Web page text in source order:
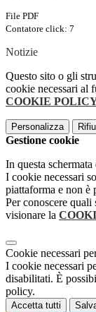
File PDF
Contatore click: 7
Notizie
Questo sito o gli
cookie necessari al
COOKIE
Personalizza
Gestione cookie
In questa
I cookie necessari
piattaforma e non è
Per conoscere
visionare la
Cookie necessari
I cookie necessari
disabilitati. È
policy.
Accetta tutti